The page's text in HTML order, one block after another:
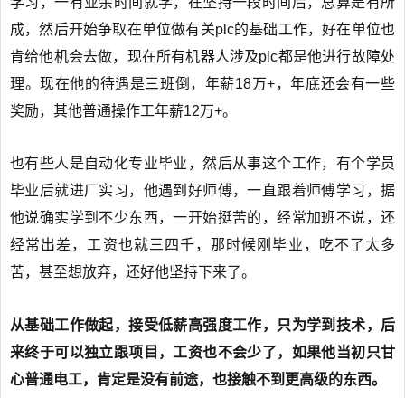
成，然后开始争取在单位做有关plc的基础工作，好在单位也
肯给他机会去做，现在所有机器人涉及plc都是他进行故障处
理。现在他的待遇是三班倒，年薪18万+，年底还会有一些
奖励，其他普通操作工年薪12万+。
也有些人是自动化专业毕业，然后从事这个工作，有个学员
毕业后就进厂实习，他遇到好师傅，一直跟着师傅学习，据
他说确实学到不少东西，一开始挺苦的，经常加班不说，还
经常出差，工资也就三四千，那时候刚毕业，吃不了太多
苦，甚至想放弃，还好他坚持下来了。
从基础工作做起，接受低薪高强度工作，只为学到技术，后
来终于可以独立跟项目，工资也不会少了，如果他当初只甘
心普通电工，肯定是没有前途，也接触不到更高级的东西。